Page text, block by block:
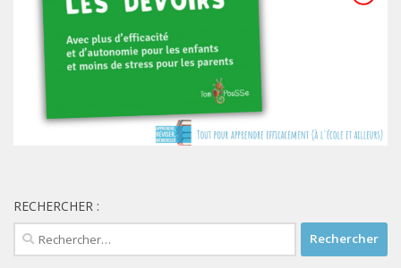
RECHERCHER :
Rechercher :